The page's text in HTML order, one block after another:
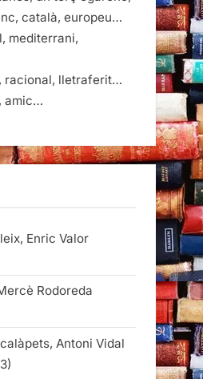
català, europeu…
mediterrani,
racional, lletraferit…
amic…
Enric Valor
Rodoreda
Antoni Vidal